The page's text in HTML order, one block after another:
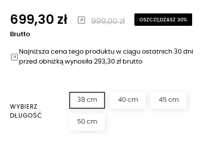
699,30 zł 999,00 zł OSZCZĘDZASZ 30%
Brutto
Najniższa cena tego produktu w ciągu ostatnich 30 dni
przed obniżką wynosiła 293,30 zł brutto
WYBIERZ
DŁUGOŚĆ
38 cm 40 cm 45 cm
50 cm